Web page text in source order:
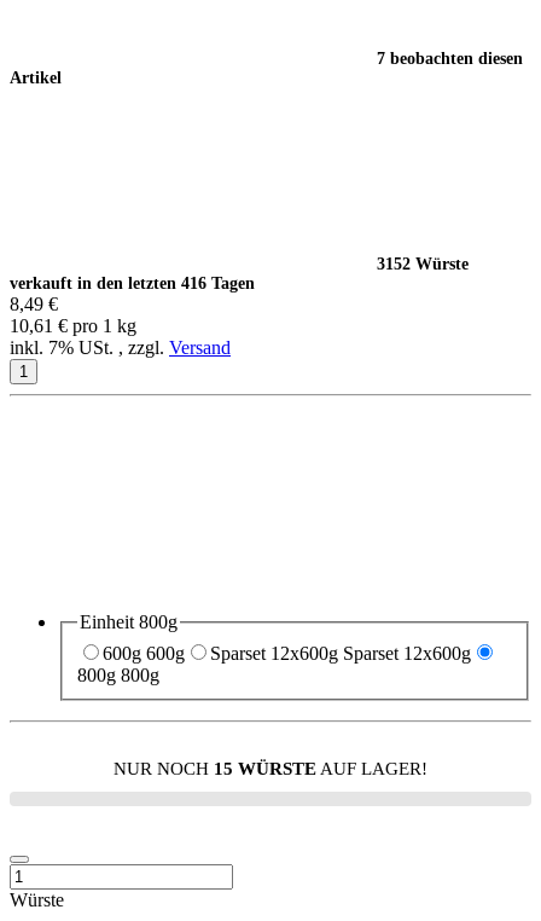
7 beobachten diesen
Artikel
3152 Würste
verkauft in den letzten 416 Tagen
8,49 €
10,61 € pro 1 kg
inkl. 7% USt. , zzgl. Versand
Einheit800g
600g 600g Sparset 12x600g Sparset 12x600g
800g 800g
NUR NOCH 15 WÜRSTE AUF LAGER!
Würste